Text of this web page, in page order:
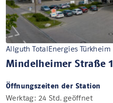
Allguth TotalEnergies Türkheim
Mindelheimer Straße 1
Öffnungszeiten der Station
Werktag: 24 Std. geöffnet